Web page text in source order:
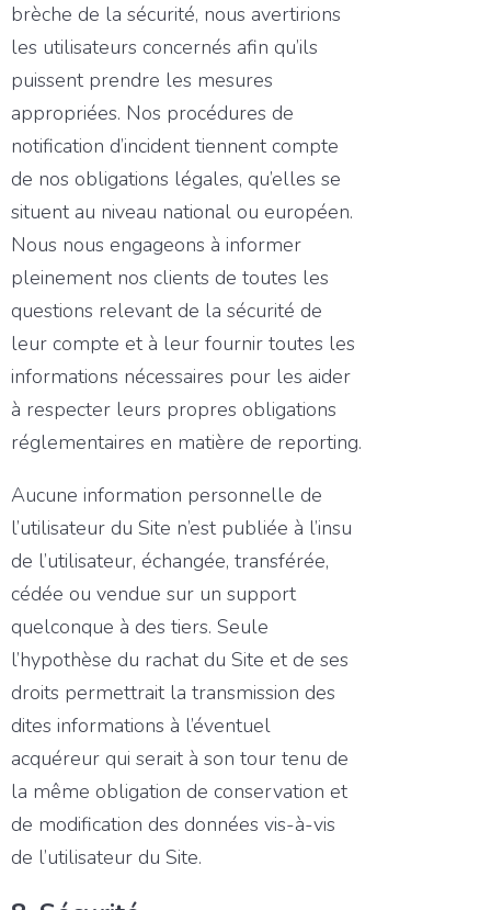
brèche de la sécurité, nous avertirions
les utilisateurs concernés afin qu’ils
puissent prendre les mesures
appropriées. Nos procédures de
notification d’incident tiennent compte
de nos obligations légales, qu’elles se
situent au niveau national ou européen.
Nous nous engageons à informer
pleinement nos clients de toutes les
questions relevant de la sécurité de
leur compte et à leur fournir toutes les
informations nécessaires pour les aider
à respecter leurs propres obligations
réglementaires en matière de reporting.
Aucune information personnelle de
l’utilisateur du Site n’est publiée à l’insu
de l’utilisateur, échangée, transférée,
cédée ou vendue sur un support
quelconque à des tiers. Seule
l’hypothèse du rachat du Site et de ses
droits permettrait la transmission des
dites informations à l’éventuel
acquéreur qui serait à son tour tenu de
la même obligation de conservation et
de modification des données vis-à-vis
de l’utilisateur du Site.